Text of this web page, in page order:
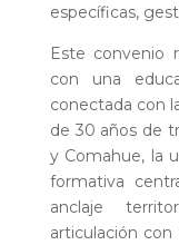
específicas,
Este convenio
con una
conectada con
de 30 años de
y Comahue, la
formativa
anclaje
articulación